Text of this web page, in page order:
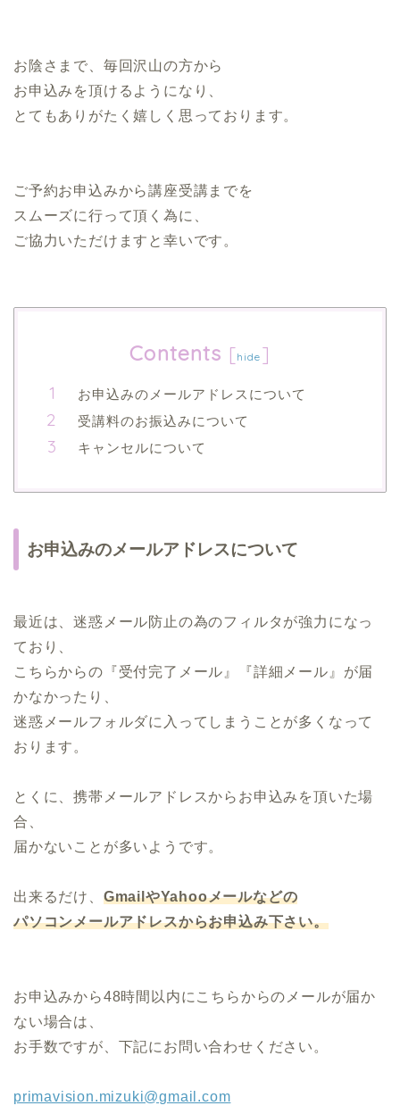
お陰さまで、毎回沢山の方から
お申込みを頂けるようになり、
とてもありがたく嬉しく思っております。
ご予約お申込みから講座受講までを
スムーズに行って頂く為に、
ご協力いただけますと幸いです。
Contents [hide ]
お申込みのメールアドレスについて
受講料のお振込みについて
キャンセルについて
お申込みのメールアドレスについて
最近は、迷惑メール防止の為のフィルタが強力になっ
ており、
こちらからの『受付完了メール』『詳細メール』が届
かなかったり、
迷惑メールフォルダに入ってしまうことが多くなって
おります。
とくに、携帯メールアドレスからお申込みを頂いた場
合、
届かないことが多いようです。
出来るだけ、 GmailやYahooメールなどの
パソコンメールアドレスからお申込み下さい。
お申込みから48時間以内にこちらからのメールが届か
ない場合は、
お手数ですが、下記にお問い合わせください。
primavision.mizuki@gmail.com